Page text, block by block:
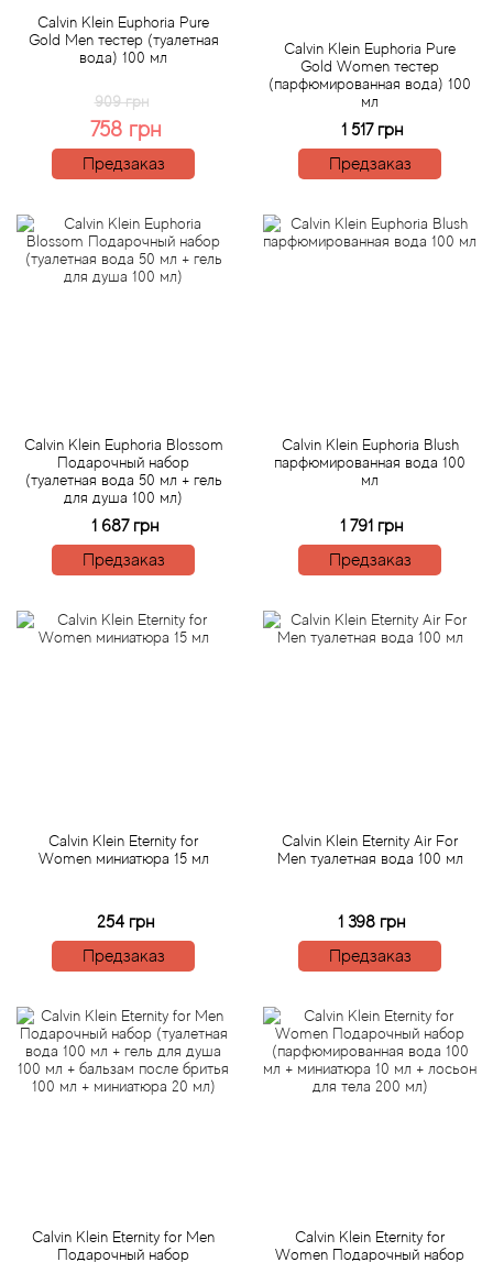
Calvin Klein Euphoria Pure
Gold Men тестер (туалетная
вода) 100 мл
909 грн
758 грн
Предзаказ
Calvin Klein Euphoria Pure
Gold Women тестер
(парфюмированная вода) 100
мл
1 517 грн
Предзаказ
Calvin Klein Euphoria Blossom
Подарочный набор
(туалетная вода 50 мл + гель
для душа 100 мл)
1 687 грн
Предзаказ
Calvin Klein Euphoria Blush
парфюмированная вода 100
мл
1 791 грн
Предзаказ
Calvin Klein Eternity for
Women миниатюра 15 мл
254 грн
Предзаказ
Calvin Klein Eternity Air For
Men туалетная вода 100 мл
1 398 грн
Предзаказ
Calvin Klein Eternity for Men
Подарочный набор
Calvin Klein Eternity for
Women Подарочный набор
Azzaro
Baldessarini
Baldinini
Balenciaga
Balmain
Bamotte
Baviphat
BeauFort London
Benetton
Beyonce
Biehl Parfumkunstwerke
Bijan
Bill Blass